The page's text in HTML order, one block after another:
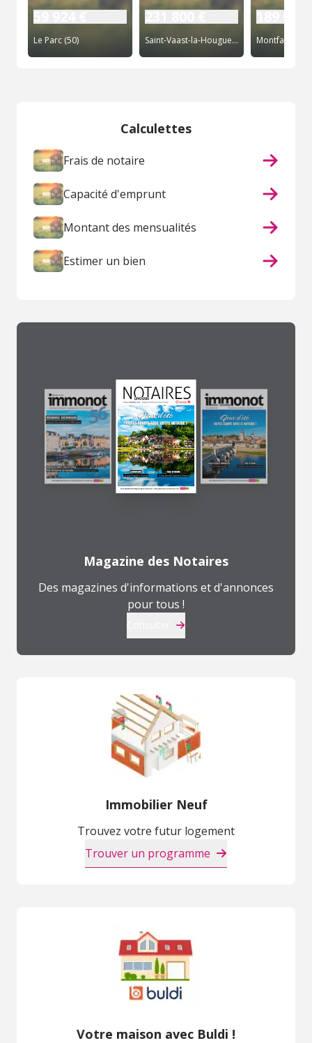
59 924 €
Le Parc (50)
231 800 €
Saint-Vaast-la-Hougue (50)
189 000
Montfarville
Calculettes
Frais de notaire
Capacité d'emprunt
Montant des mensualités
Estimer un bien
Magazine des Notaires
Des magazines d'informations et d'annonces
pour tous !
Immobilier Neuf
Trouvez votre futur logement
Trouver un programme
Votre maison avec Buldi !